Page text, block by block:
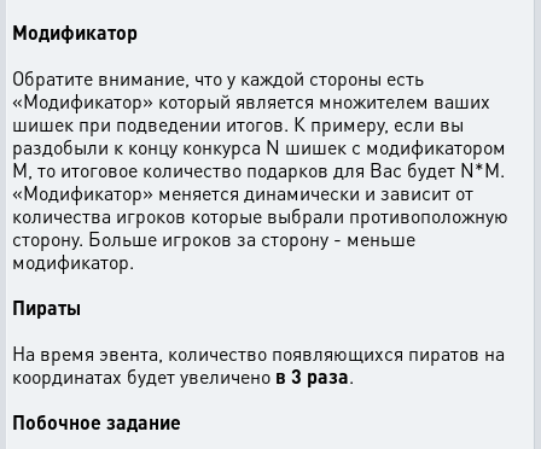
Модификатор
Обратите внимание, что у каждой стороны есть
«Модификатор» который является множителем ваших
шишек при подведении итогов. К примеру, если вы
раздобыли к концу конкурса N шишек с модификатором
M, то итоговое количество подарков для Вас будет N*M.
«Модификатор» меняется динамически и зависит от
количества игроков которые выбрали противоположную
сторону. Больше игроков за сторону - меньше
модификатор.
Пираты
На время эвента, количество появляющихся пиратов на
координатах будет увеличено в 3 раза.
Побочное задание